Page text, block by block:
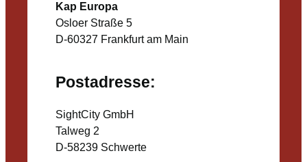
Kap Europa
Osloer Straße 5
D-60327 Frankfurt am Main
Postadresse:
SightCity GmbH
Talweg 2
D-58239 Schwerte